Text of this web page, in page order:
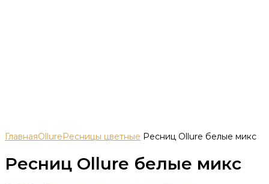
ГлавнаяOllureРесницы цветные Ресниц Ollure белые микс
Ресниц Ollure белые микс